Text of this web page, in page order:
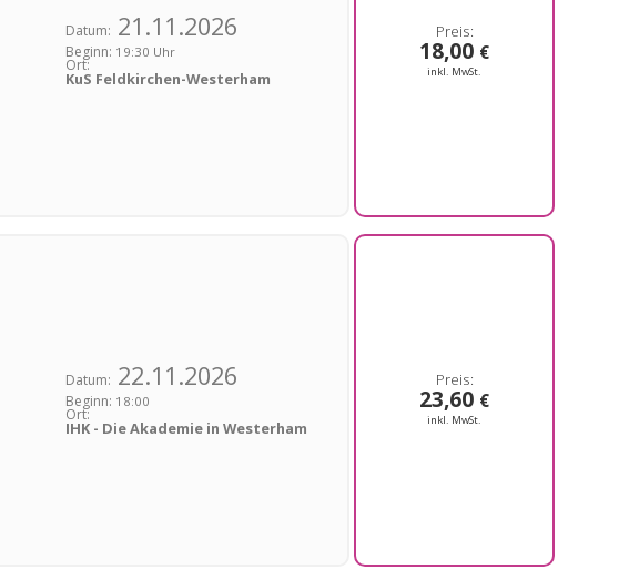
Datum: 21.11.2026
Beginn: 19:30 Uhr
Ort:
KuS Feldkirchen-Westerham
18,00 €
inkl. MwSt.
Datum: 22.11.2026
Beginn: 18:00
Ort:
IHK - Die Akademie in Westerham
23,60 €
inkl. MwSt.